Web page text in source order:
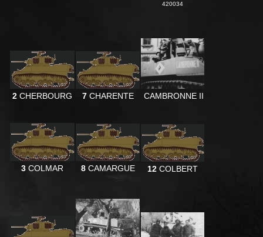
420034
2 CHERBOURG 7CHARENTE CAMBRONNE II
3 COLMAR 8CAMARGUE 12 COLBERT